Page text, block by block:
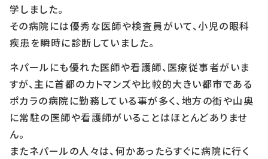
学しました。
その病院には優秀な医師や検査員がいて、小児の眼科
疾患を瞬時に診断していました。
ネパールにも優れた医師や看護師、医療従事者がいま
すが、主に首都のカトマンズや比較的大きい都市である
ポカラの病院に勤務している事が多く、地方の街や山奥
に常駐の医師や看護師がいることはほとんどありませ
ん。
またネパールの人々は、何かあったらすぐに病院に行く